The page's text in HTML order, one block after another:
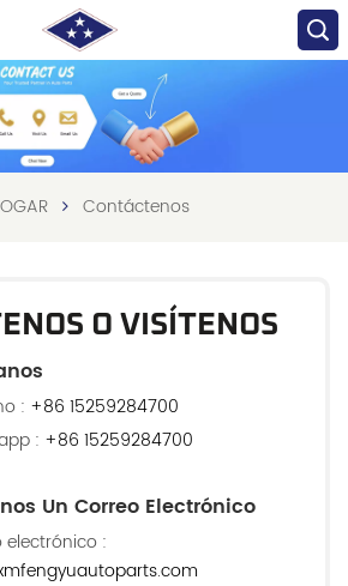
Contáctenos
O VISÍTENOS
: +86 15259284700
: +86 15259284700
Un Correo Electrónico
electrónico :